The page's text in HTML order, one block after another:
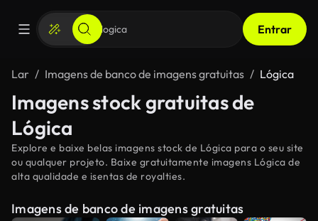
Entrar
Lar Imagens de banco de imagens gratuitas Lógica
Imagens stock gratuitas de
Lógica
Explore e baixe belas imagens stock de Lógica para o seu site
ou qualquer projeto. Baixe gratuitamente imagens Lógica de
alta qualidade e isentas de royalties.
Imagens de banco de imagens gratuitas